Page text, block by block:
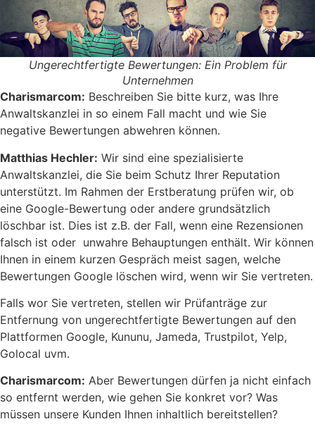
Ungerechtfertigte Bewertungen: Ein Problem für
Unternehmen
Charismarcom: Beschreiben Sie bitte kurz, was Ihre
Anwaltskanzlei in so einem Fall macht und wie Sie
negative Bewertungen abwehren können.
Matthias Hechler: Wir sind eine spezialisierte
Anwaltskanzlei, die Sie beim Schutz Ihrer Reputation
unterstützt. Im Rahmen der Erstberatung prüfen wir, ob
eine Google-Bewertung oder andere grundsätzlich
löschbar ist. Dies ist z.B. der Fall, wenn eine Rezensionen
falsch ist oder unwahre Behauptungen enthält. Wir können
Ihnen in einem kurzen Gespräch meist sagen, welche
Bewertungen Google löschen wird, wenn wir Sie vertreten.
Falls wor Sie vertreten, stellen wir Prüfanträge zur
Entfernung von ungerechtfertigte Bewertungen auf den
Plattformen Google, Kununu, Jameda, Trustpilot, Yelp,
Golocal uvm.
Charismarcom: Aber Bewertungen dürfen ja nicht einfach
so entfernt werden, wie gehen Sie konkret vor? Was
müssen unsere Kunden Ihnen inhaltlich bereitstellen?